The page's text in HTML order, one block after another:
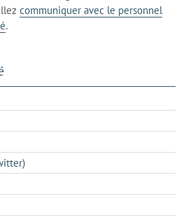
téléphone
votre
communiquer avec le personnel
.